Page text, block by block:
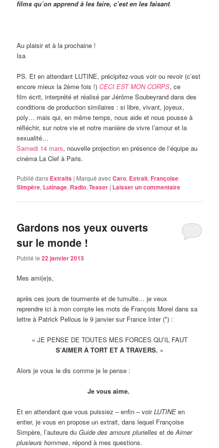
films qu’on apprend à les faire, c’est en les faisant.
Au plaisir et à la prochaine !
Isa
PS. Et en attendant LUTINE, précipitez-vous voir ou revoir (c’est
encore mieux la 2ème fois !)CECI EST MON CORPS, ce
film écrit, interprété et réalisé par Jérôme Soubeyrand dans des
conditions de production similaires : si libre, vivant, joyeux,
poly… mais qui, en même temps, nous aide et nous pousse à
réfléchir, sur notre vie et notre manière de vivre l’amour et la
sexualité…
Samedi 14 mars, nouvelle projection en présence de l’équipe au
cinéma La Clef à Paris.
Publié dans Extraits | Marqué avecCaro, Extrait,Françoise
Simpère, Lutinage, Radio,Teaser | Laisser un commentaire
Gardons nos yeux ouverts
sur le monde !
Publié le22 janvier 2015
Mes ami(e)s,
après ces jours de tourmente et de tumulte… je veux
reprendre ici à mon compte les mots de François Morel dans sa
lettre à Patrick Pellous le 9 janvier sur France Inter (*) :
« JE PENSE DE TOUTES MES FORCES QU’IL FAUT
S’AIMER À TORT ET À TRAVERS. »
Alors je vous le dis comme je le pense :
Je vous aime.
Et en attendant que vous puissiez – enfin – voirLUTINE en
entier, je vous en propose un extrait, dans lequel Françoise
Simpère, l’auteure duGuide des amours plurielleset deAimer
plusieurs hommes, répond à mes questions.